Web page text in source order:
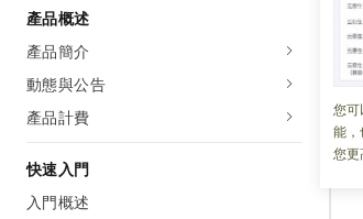
您可
能，
您更
產品概述
產品簡介
動態與公告
產品計費
快速入門
入門概述